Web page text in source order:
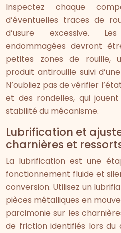
Inspectez chaque
d’éventuelles traces de
d’usure excessive.
endommagées devront
petites zones de rouille,
produit antirouille suivi
N’oubliez pas de vérifier
et des rondelles, qui
stabilité du mécanisme.
Lubrification et
charnières et
La lubrification est une
fonctionnement fluide et
conversion. Utilisez un
pièces métalliques en
parcimonie sur les
de friction identifiés lors du